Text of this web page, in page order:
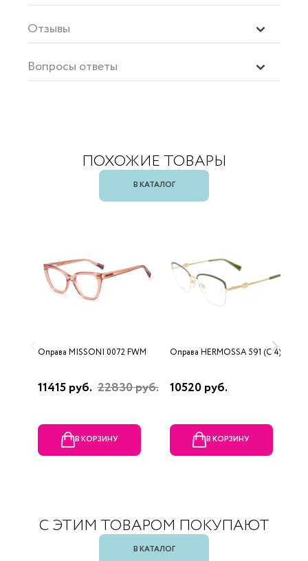
Отзывы
Вопросы ответы
ПОХОЖИЕ ТОВАРЫ
В КАТАЛОГ
Оправа MISSONI 0072 FWM
11415 руб. 22830 руб.
В КОРЗИНУ
Оправа HERMOSSA 591 (C 4)
10520 руб.
В КОРЗИНУ
С ЭТИМ ТОВАРОМ ПОКУПАЮТ
В КАТАЛОГ